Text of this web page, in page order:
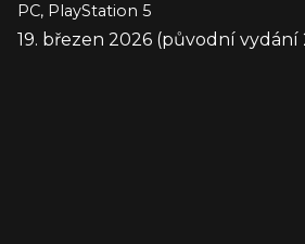
PC, PlayStation 5
19. březen 2026 (původní vydání